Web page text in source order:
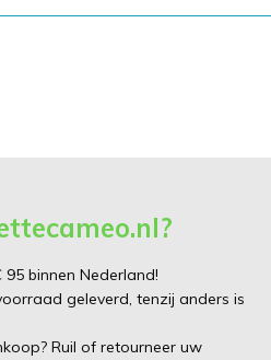
binnen Nederland!
geleverd, tenzij anders is
Ruil of retourneer uw